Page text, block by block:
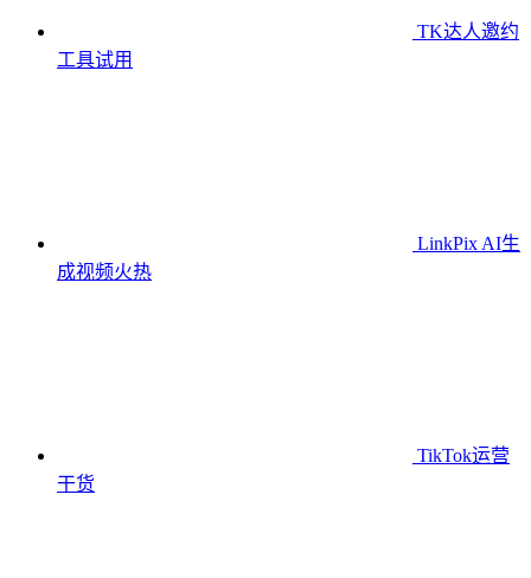
TK达人邀约
工具试用
LinkPix AI生
成视频火热
TikTok运营
干货